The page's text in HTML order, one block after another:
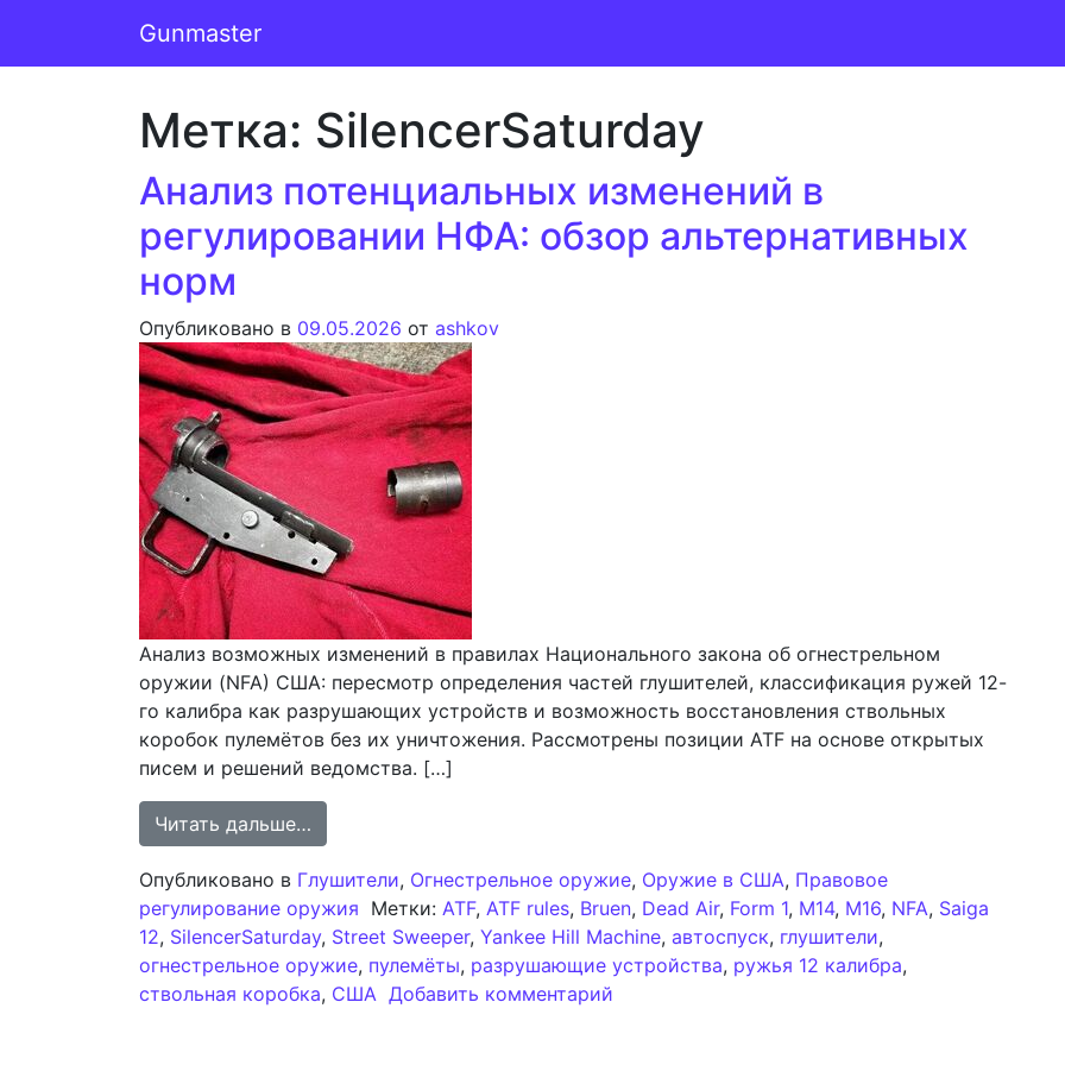
Основная навигация
Gunmaster
Метка: SilencerSaturday
Анализ потенциальных изменений в
регулировании НФА: обзор альтернативных
норм
Опубликовано в 09.05.2026 от ashkov
Анализ возможных изменений в правилах Национального закона об огнестрельном
оружии (NFA) США: пересмотр определения частей глушителей, классификация ружей 12-
го калибра как разрушающих устройств и возможность восстановления ствольных
коробок пулемётов без их уничтожения. Рассмотрены позиции ATF на основе открытых
писем и решений ведомства. […]
Читать дальше…
Опубликовано в Глушители, Огнестрельное оружие, Оружие в США, Правовое
регулирование оружия Метки: ATF, ATF rules, Bruen, Dead Air, Form 1, M14, M16, NFA, Saiga
12, SilencerSaturday, Street Sweeper, Yankee Hill Machine, автоспуск, глушители,
огнестрельное оружие, пулемёты, разрушающие устройства, ружья 12 калибра,
ствольная коробка, США Добавить комментарий